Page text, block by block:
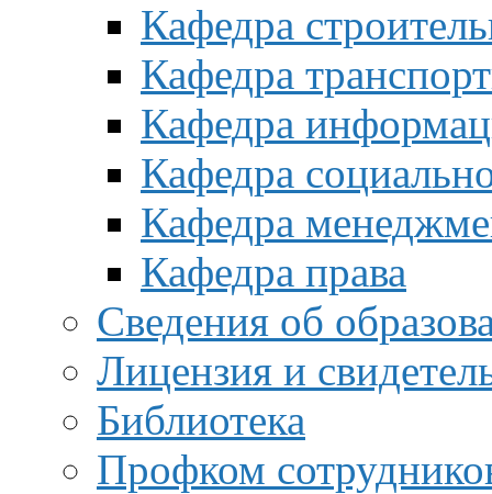
Кафедра
Кафедра
Кафедра
Кафедра
Кафедра
Кафедра права
Сведения об
Лицензия и
Библиотека
Профком